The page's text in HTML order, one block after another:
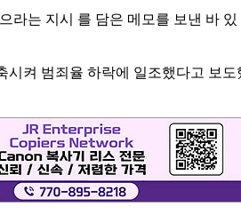
라는 지시 를 담은 메모를 보낸 바 있
시켜 범죄율 하락에 일조했다고 보도